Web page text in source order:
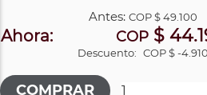
Antes:COP$ 49.100
Ahora: COP $
Descuento: COP $ -4.910